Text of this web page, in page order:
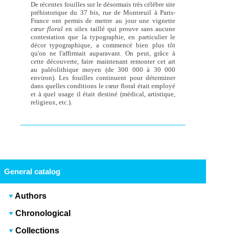
De récentes fouilles sur le désormais très célèbre site
préhistorique du 37 bis, rue de Montreuil à Paris-
France ont permis de mettre au jour une vignette
cœur floral en silex taillé qui prouve sans aucune
contestation que la typographie, en particulier le
décor typographique, a commencé bien plus tôt
qu'on ne l'affirmait auparavant. On peut, grâce à
cette découverte, faire maintenant remonter cet art
au paléolithique moyen (de 300 000 à 30 000
environ). Les fouilles continuent pour déterminer
dans quelles conditions le cœur floral était employé
et à quel usage il était destiné (médical, artistique,
religieux, etc.).
General catalog
Authors
Chronological
Collections